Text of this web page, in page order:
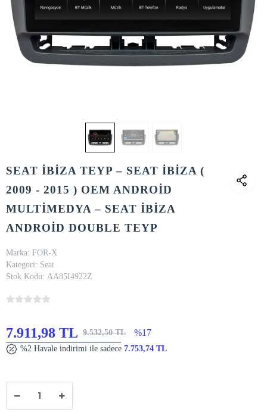
SEAT İBİZA TEYP – SEAT İBİZA (
2009 - 2015 ) OEM ANDROİD
MULTİMEDYA – SEAT İBİZA
ANDROİD DOUBLE TEYP
Marka: FOR-X
Kategori: Seat
Stok Kodu: AA85I4922Z
7.911,98 TL 9.532,50 TL %17
%2 Havale indirimi ile sadece 7.753,74 TL